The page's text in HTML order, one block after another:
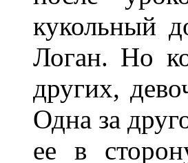
кукольный
Логан. Но
других,
Одна за
ее в